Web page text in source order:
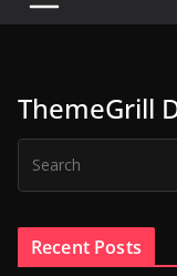
s
e
f
D
i
ThemeGrill
Recent Posts